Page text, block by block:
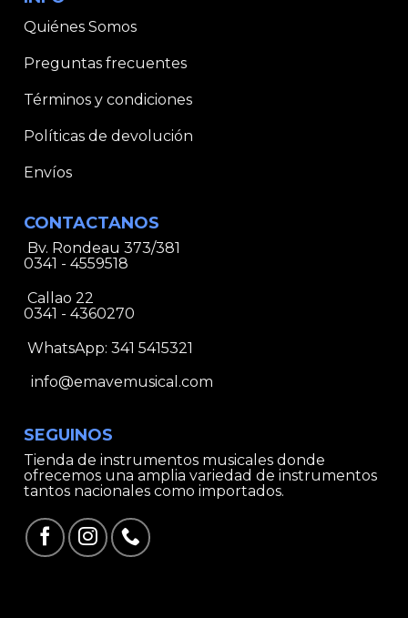
Quiénes Somos
Preguntas frecuentes
Términos y condiciones
Políticas de devolución
Envíos
CONTACTANOS
Bv. Rondeau 373/381
0341 - 4559518
Callao 22
0341 - 4360270
WhatsApp: 341 5415321
info@emavemusical.com
SEGUINOS
Tienda de instrumentos musicales donde
ofrecemos una amplia variedad de instrumentos
tantos nacionales como importados.